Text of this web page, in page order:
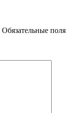
Обязательные поля